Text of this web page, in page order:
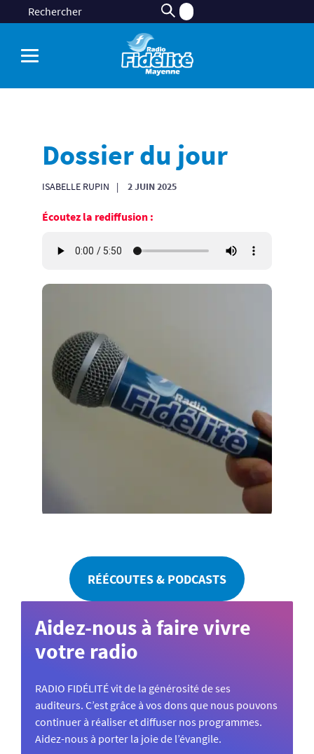
Dossier du jour
ISABELLE RUPIN 2 JUIN 2025
Écoutez la rediffusion :
RÉÉCOUTES & PODCASTS
Aidez-nous à faire vivre
votre radio
RADIO FIDÉLITÉ vit de la générosité de ses
auditeurs. C’est grâce à vos dons que nous pouvons
continuer à réaliser et diffuser nos programmes.
Aidez-nous à porter la joie de l’évangile.